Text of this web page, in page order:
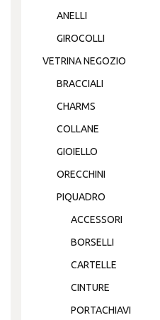
ANELLI
GIROCOLLI
VETRINA NEGOZIO
BRACCIALI
CHARMS
COLLANE
GIOIELLO
ORECCHINI
PIQUADRO
ACCESSORI
BORSELLI
CARTELLE
CINTURE
PORTACHIAVI